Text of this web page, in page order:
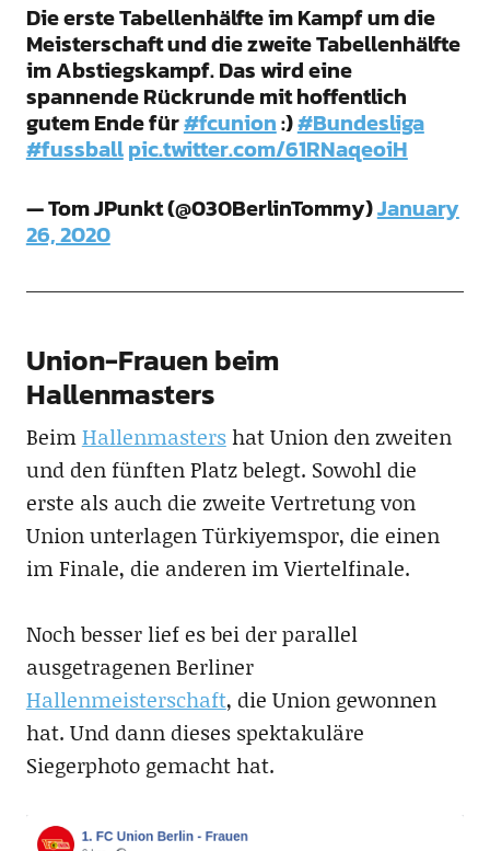
Die erste Tabellenhälfte im Kampf um die
Meisterschaft und die zweite Tabellenhälfte
im Abstiegskampf. Das wird eine
spannende Rückrunde mit hoffentlich
gutem Ende für#fcunion:)#Bundesliga
#fussballpic.twitter.com/61RNaqeoiH
— Tom JPunkt (@030BerlinTommy)January
26, 2020
Union-Frauen beim
Hallenmasters
BeimHallenmastershat Union den zweiten
und den fünften Platz belegt. Sowohl die
erste als auch die zweite Vertretung von
Union unterlagen Türkiyemspor, die einen
im Finale, die anderen im Viertelfinale.
Noch besser lief es bei der parallel
ausgetragenen Berliner
Hallenmeisterschaft, die Union gewonnen
hat. Und dann dieses spektakuläre
Siegerphoto gemacht hat.